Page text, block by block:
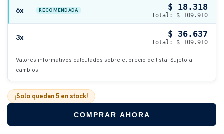
6x RECOMENDADA $ 18.318
Total: $ 109.910
3x $ 36.637
Total: $ 109.910
Valores informativos calculados sobre el precio de lista. Sujeto a
cambios.
¡Solo quedan5en stock!
COMPRAR AHORA